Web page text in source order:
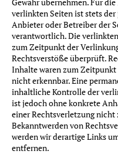
verlinkten Seiten ist stets
Anbieter oder Betreiber der
verantwortlich. Die
zum Zeitpunkt der
Rechtsverstöße überprüft.
Inhalte waren zum
nicht erkennbar. Eine
inhaltliche Kontrolle der
ist jedoch ohne konkrete
einer Rechtsverletzung nicht
Bekanntwerden von
werden wir derartige Links
entfernen.